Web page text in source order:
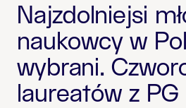
Najzdolniejsi
naukowcy w
wybrani.
laureatów z PG